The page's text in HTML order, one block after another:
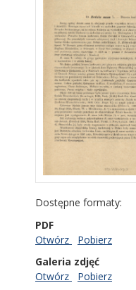
Dostępne formaty:
PDF
Otwórz
Pobierz
Galeria zdjęć
Otwórz
Pobierz